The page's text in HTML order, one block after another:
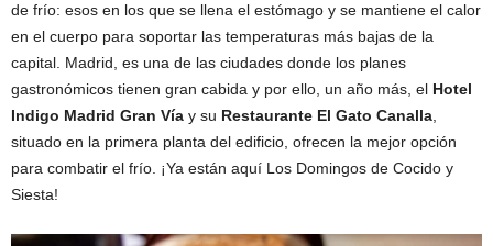
de frío: esos en los que se llena el estómago y se mantiene el calor
en el cuerpo para soportar las temperaturas más bajas de la
capital. Madrid, es una de las ciudades donde los planes
gastronómicos tienen gran cabida y por ello, un año más, el Hotel
Indigo Madrid Gran Vía y su Restaurante El Gato Canalla
situado en la primera planta del edificio, ofrecen la mejor opción
para combatir el frío. ¡Ya están aquí Los Domingos de Cocido y
Siesta!